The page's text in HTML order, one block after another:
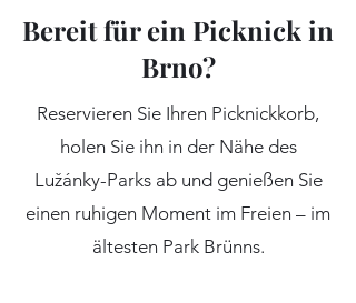
Bereit für ein Picknick in
Brno?
Reservieren Sie Ihren Picknickkorb,
holen Sie ihn in der Nähe des
Lužánky-Parks ab und genießen Sie
einen ruhigen Moment im Freien – im
ältesten Park Brünns.